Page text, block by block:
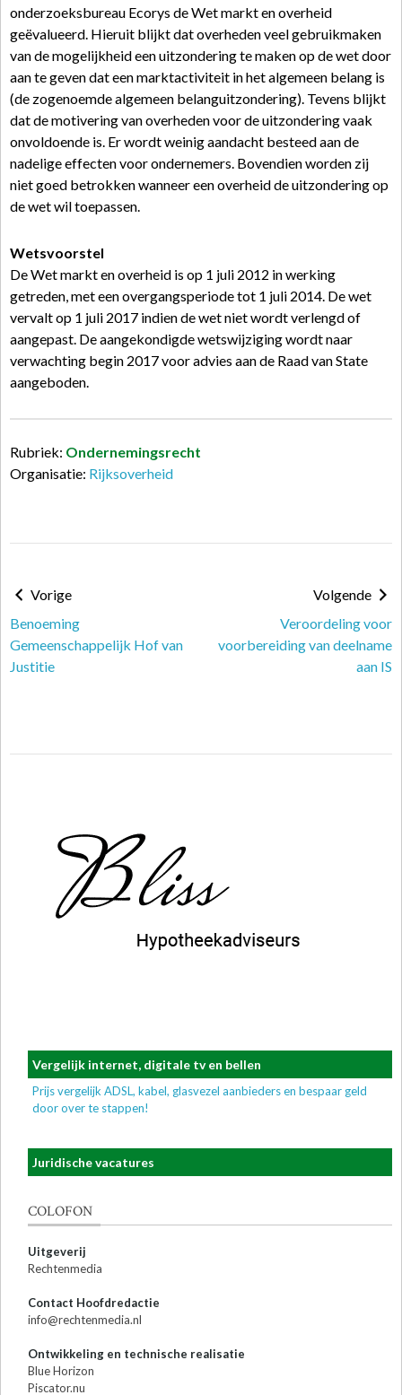
onderzoeksbureau Ecorys de Wet markt en overheid
geëvalueerd. Hieruit blijkt dat overheden veel gebruikmaken
van de mogelijkheid een uitzondering te maken op de wet door
aan te geven dat een marktactiviteit in het algemeen belang is
(de zogenoemde algemeen belanguitzondering). Tevens blijkt
dat de motivering van overheden voor de uitzondering vaak
onvoldoende is. Er wordt weinig aandacht besteed aan de
nadelige effecten voor ondernemers. Bovendien worden zij
niet goed betrokken wanneer een overheid de uitzondering op
de wet wil toepassen.
Wetsvoorstel
De Wet markt en overheid is op 1 juli 2012 in werking
getreden, met een overgangsperiode tot 1 juli 2014. De wet
vervalt op 1 juli 2017 indien de wet niet wordt verlengd of
aangepast. De aangekondigde wetswijziging wordt naar
verwachting begin 2017 voor advies aan de Raad van State
aangeboden.
Rubriek: Ondernemingsrecht
Organisatie: Rijksoverheid
Vorige
Benoeming
Gemeenschappelijk Hof van
Justitie
Volgende
Veroordeling voor
voorbereiding van deelname
aan IS
Vergelijk internet, digitale tv en bellen
Prijs vergelijk ADSL, kabel, glasvezel aanbieders en bespaar geld
door over te stappen!
Juridische vacatures
COLOFON
Uitgeverij
Rechtenmedia
Contact Hoofdredactie
info@rechtenmedia.nl
Ontwikkeling en technische realisatie
Blue Horizon
Piscator.nu